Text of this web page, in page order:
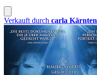
Verkauft durch carla Kärnten